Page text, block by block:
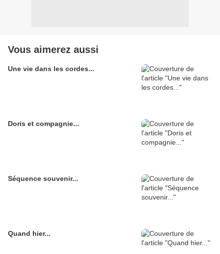
Vous aimerez aussi
Une vie dans les cordes...
Doris et compagnie...
Séquence souvenir...
Quand hier...